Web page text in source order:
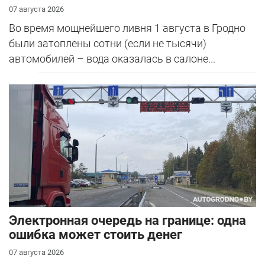
07 августа 2026
Во время мощнейшего ливня 1 августа в Гродно
были затоплены сотни (если не тысячи)
автомобилей – вода оказалась в салоне...
Электронная очередь на границе: одна
ошибка может стоить денег
07 августа 2026